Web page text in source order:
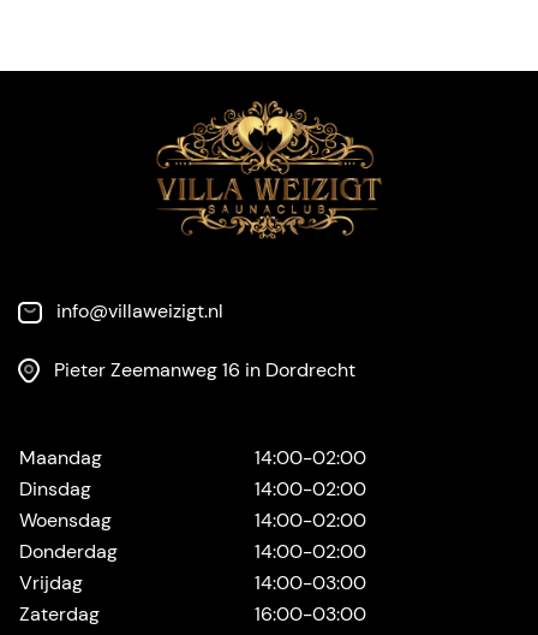
info@villaweizigt.nl
Pieter Zeemanweg 16 in Dordrecht
Maandag
14:00-02:00
Dinsdag
14:00-02:00
Woensdag
14:00-02:00
Donderdag
14:00-02:00
Vrijdag
14:00-03:00
Zaterdag
16:00-03:00